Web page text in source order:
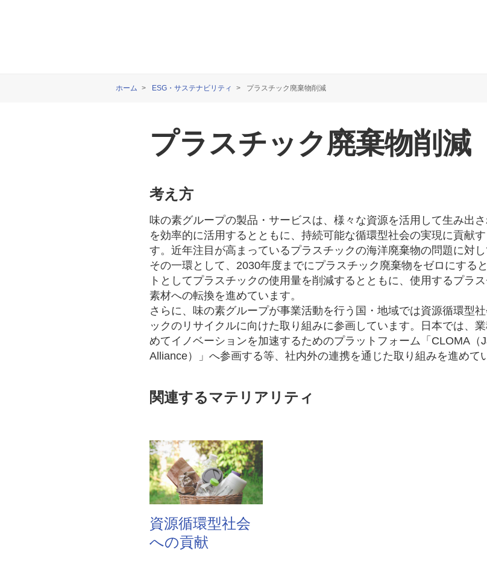
ホーム ESG・サステナビリティ プラスチック廃棄物削減
プラスチック廃棄物削減
考え方
味の素グループの製品・サービスは、様々な資源を活用して生み出
を効率的に活用するとともに、持続可能な循環型社会の実現に貢献
す。近年注目が高まっているプラスチックの海洋廃棄物の問題に対
その一環として、2030年度までにプラスチック廃棄物をゼロにする
トとしてプラスチックの使用量を削減するとともに、使用するプラ
素材への転換を進めています。
さらに、味の素グループが事業活動を行う国・地域では資源循環型
ックのリサイクルに向けた取り組みに参画しています。日本では、
めてイノベーションを加速するためのプラットフォーム「CLOMA（
Alliance）」へ参画する等、社内外の連携を通じた取り組みを進めて
関連するマテリアリティ
資源循環型社会
への貢献